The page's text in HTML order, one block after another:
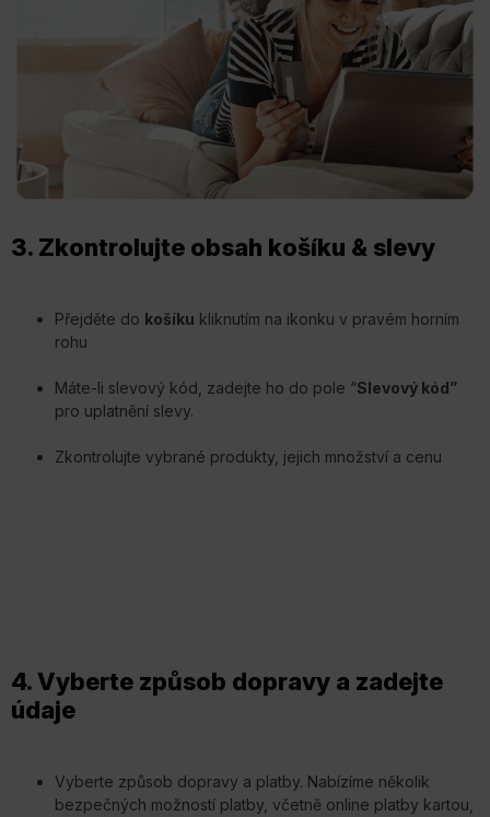
3. Zkontrolujte obsah košíku & slevy
Přejděte do košíku kliknutím na ikonku v pravém horním
rohu
Máte-li slevový kód, zadejte ho do pole “Slevový kód”
pro uplatnění slevy.
Zkontrolujte vybrané produkty, jejich množství a cenu
4. Vyberte způsob dopravy a zadejte
údaje
Vyberte způsob dopravy a platby. Nabízíme několik
bezpečných možností platby, včetně online platby kartou,